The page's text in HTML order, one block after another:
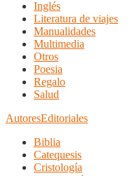
Inglés
Literatura de viajes
Manualidades
Multimedia
Otros
Poesia
Regalo
Salud
AutoresEditoriales
Biblia
Catequesis
Cristología